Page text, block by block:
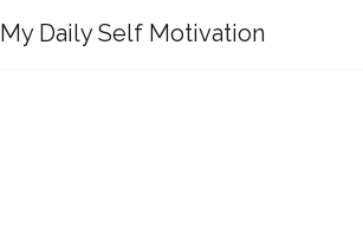
My Daily Self Motivation